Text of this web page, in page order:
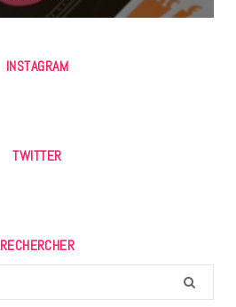
INSTAGRAM
TWITTER
RECHERCHER